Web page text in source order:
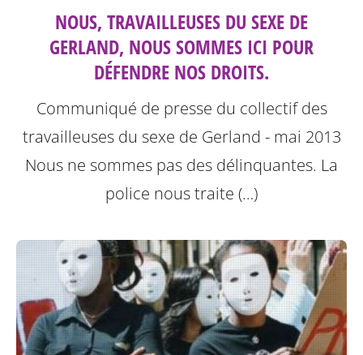
NOUS, TRAVAILLEUSES DU SEXE DE
GERLAND, NOUS SOMMES ICI POUR
DÉFENDRE NOS DROITS.
Communiqué de presse du collectif des
travailleuses du sexe de Gerland - mai 2013
Nous ne sommes pas des délinquantes. La
police nous traite (…)